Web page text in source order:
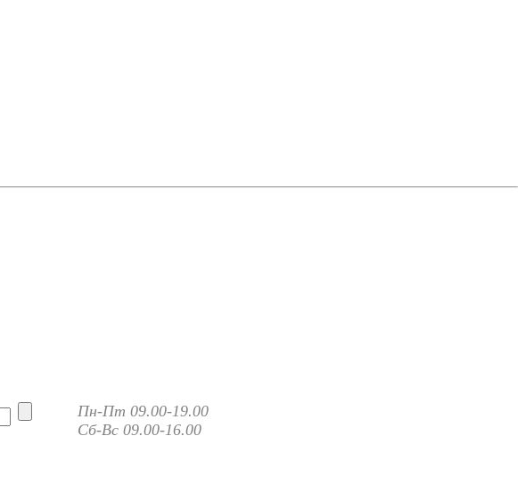
Пн-Пт 09.00-19.00
Сб-Вс 09.00-16.00